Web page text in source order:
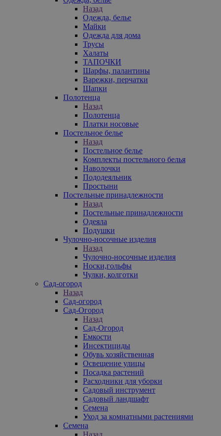
Назад
Одежда, белье
Майки
Одежда для дома
Трусы
Халаты
ТАПОЧКИ
Шарфы, палантины
Варежки, перчатки
Шапки
Полотенца
Назад
Полотенца
Платки носовые
Постельное белье
Назад
Постельное белье
Комплекты постельного белья
Наволочки
Пододеяльник
Простыни
Постельные принадлежности
Назад
Постельные принадлежности
Одеяла
Подушки
Чулочно-носочные изделия
Назад
Чулочно-носочные изделия
Носки,гольфы
Чулки, колготки
Сад-огород
Назад
Сад-огород
Сад-Огород
Назад
Сад-Огород
Емкости
Инсектициды
Обувь хозяйственная
Освещение улицы
Посадка растений
Расходники для уборки
Садовый инструмент
Садовый ландшафт
Семена
Уход за комнатными растениями
Семена
Назад